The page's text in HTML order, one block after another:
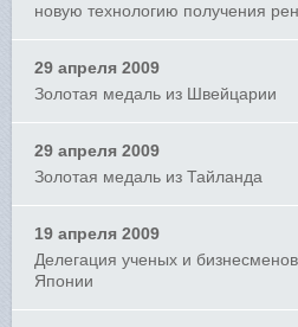
новую технологию получения
29 апреля 2009
Золотая медаль из Швейцарии
29 апреля 2009
Золотая медаль из Тайланда
19 апреля 2009
Делегация ученых и
Японии